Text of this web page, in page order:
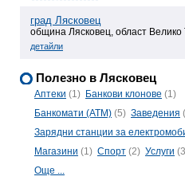
град Лясковец
община Лясковец, област Велико
детайли
Полезно в Лясковец
Аптеки (1) Банкови клонове (1)
Банкомати (ATM) (5) Заведения
Зарядни станции за
Магазини (1) Спорт (2) Услуги
Още ...